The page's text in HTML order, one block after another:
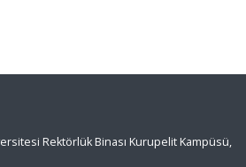
Rektörlük Binası Kurupelit Kampüsü,